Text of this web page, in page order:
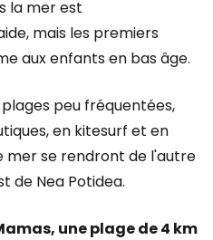
la mer est
mais les premiers
aux enfants en bas âge.
peu fréquentées,
en kitesurf et en
se rendront de l'autre
de Nea Potidea.
une plage de 4 km